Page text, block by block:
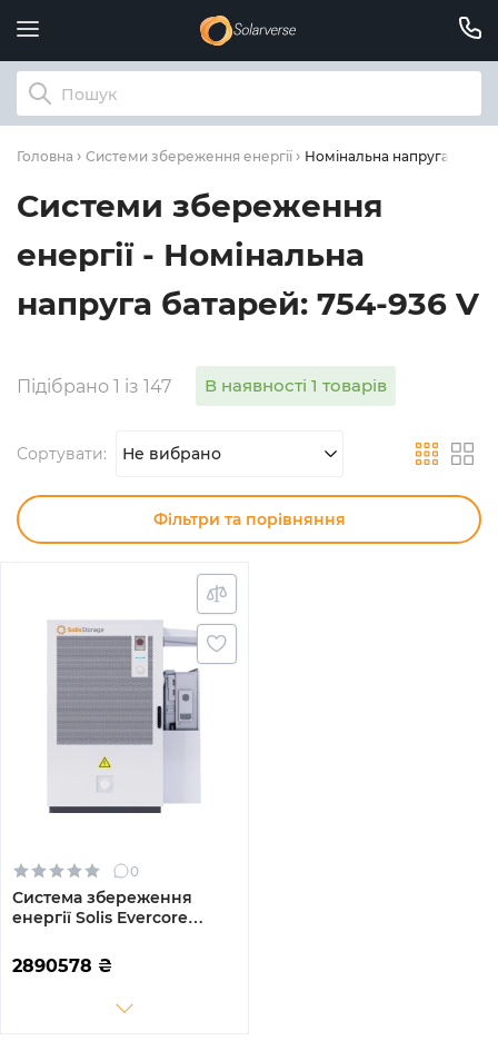
Головна Системи збереження енергії Номінальна напруга
Системи збереження
енергії - Номінальна
напруга батарей: 754-936 V
Підібрано 1 із 147 В наявності 1 товарів
Сортувати: Не вибрано
Фільтри та порівняння
0
Система збереження
енергії Solis Evercore
lifepo4 IP55 Fire
Extinguisher
channel (EverCore-261kWh-
2890578 ₴